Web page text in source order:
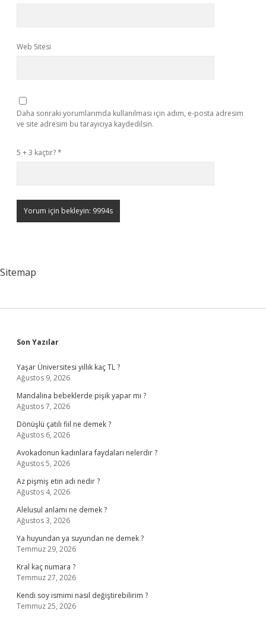
Web Sitesi
Daha sonraki yorumlarımda kullanılması için adım, e-posta adresim
ve site adresim bu tarayıcıya kaydedilsin.
5 + 3 kaçtır?*
Sitemap
Sidebar
Son Yazılar
Yaşar Üniversitesi yıllık kaç TL ?
Ağustos 9, 2026
Mandalina bebeklerde pişik yapar mı ?
Ağustos 7, 2026
Dönüşlü çatılı fiil ne demek ?
Ağustos 6, 2026
Avokadonun kadınlara faydaları nelerdir ?
Ağustos 5, 2026
Az pişmiş etin adı nedir ?
Ağustos 4, 2026
Alelusul anlamı ne demek ?
Ağustos 3, 2026
Ya huyundan ya suyundan ne demek ?
Temmuz 29, 2026
Kral kaç numara ?
Temmuz 27, 2026
Kendi soy ismimi nasıl değiştirebilirim ?
Temmuz 25, 2026